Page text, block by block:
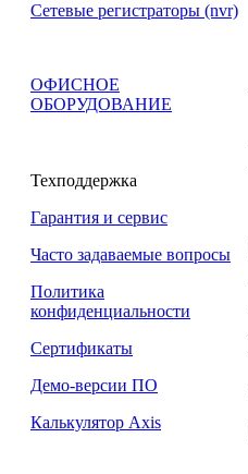
Сетевые регистраторы (nvr)
ОФИСНОЕ
ОБОРУДОВАНИЕ
Техподдержка
Гарантия и сервис
Часто задаваемые вопросы
Политика
конфиденциальности
Сертификаты
Демо-версии ПО
Калькулятор Axis